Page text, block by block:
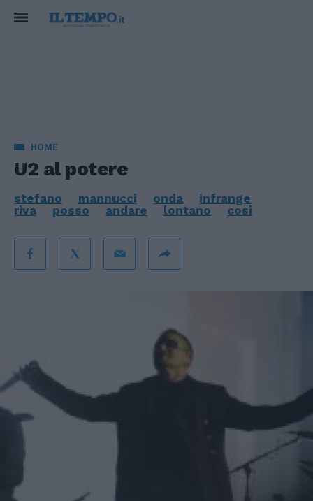
HOME
U2 al potere
stefano mannucci onda
infrange
riva
posso andare lontano cosi